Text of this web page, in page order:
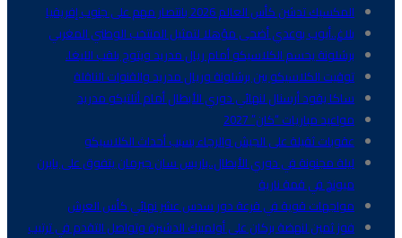
المكسيك تدشن كأس العالم 2026 بانتصار مهم على جنوب إفريقيا
بلاغ..أيوب بوعدي أضحى مؤهلا لتمثيل المنتخب الوطني المغربي
برشلونة يحسم الكلاسيكو أمام ريال مدريد ويتوج بلقب الليغا.
توقيت الكلاسيكو بين برشلونة وريال مدريد والقنوات الناقلة
ساكا يقود أرسنال لنهائي دوري الأبطال أمام أتلتيكو مدريد
مواعيد مباريات “كان” 2027
عقوبات ثقيلة على الجيش والرجاء بسبب أحداث الكلاسيكو
ليلة مجنونة في دوري الأبطال..باريس سان جيرمان يتفوق على بايرن
ميونخ في قمة نارية
مواجهات قوية في قرعة دور سدس عشر نهائي كأس العرش
فوز ثمين لنهضة بركان على أولمبيك الدشيرة وتواصل التقدم في ترتيب